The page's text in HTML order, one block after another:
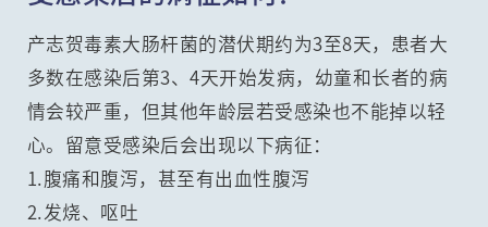
产志贺毒素大肠杆菌的潜伏期约为3至8天，患者大
多数在感染后第3、4天开始发病，幼童和长者的病
情会较严重，但其他年龄层若受感染也不能掉以轻
心。留意受感染后会出现以下病征：
1.腹痛和腹泻，甚至有出血性腹泻
2.发烧、呕吐